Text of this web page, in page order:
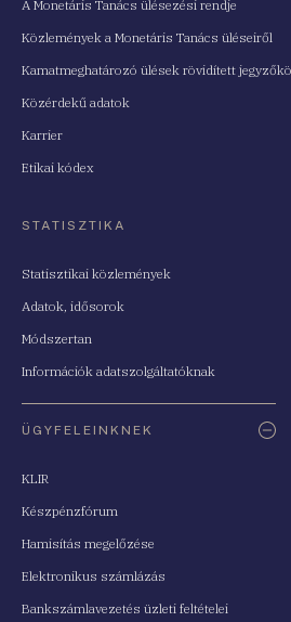
A Monetáris Tanács ülésezési rendje
Közlemények a Monetáris Tanács üléseiről
Kamatmeghatározó ülések rövidített
Közérdekű adatok
Karrier
Etikai kódex
STATISZTIKA
Statisztikai közlemények
Adatok, idősorok
Módszertan
Információk adatszolgáltatóknak
ÜGYFELEINKNEK
KLIR
Készpénzfórum
Hamisítás megelőzése
Elektronikus számlázás
Bankszámlavezetés üzleti feltételei